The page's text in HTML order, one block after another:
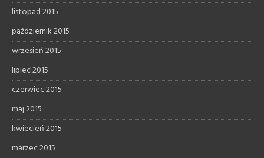
listopad 2015
październik 2015
wrzesień 2015
lipiec 2015
czerwiec 2015
maj 2015
kwiecień 2015
marzec 2015